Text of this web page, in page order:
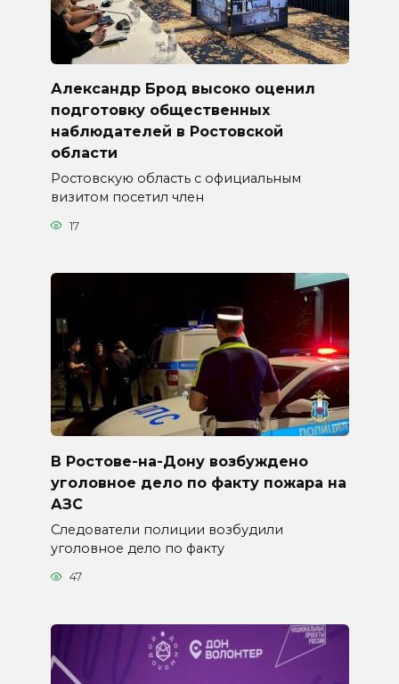
Александр Брод высоко оценил
подготовку общественных
наблюдателей в Ростовской
области
Ростовскую область с официальным
визитом посетил член
17
В Ростове-на-Дону возбуждено
уголовное дело по факту пожара на
АЗС
Следователи полиции возбудили
уголовное дело по факту
47